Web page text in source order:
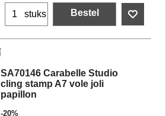
stuks Bestel
SA70146 Carabelle Studio
cling stamp A7 vole joli
papillon
-20%